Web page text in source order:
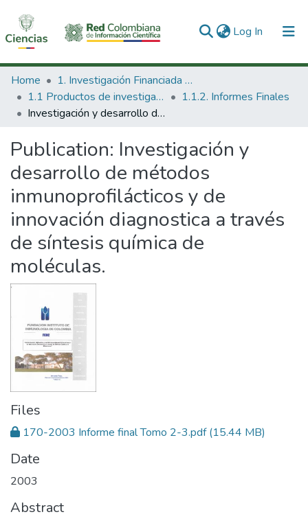
Log In (current)
Communities & Collections
All of DSpace
Home
1. Investigación Financiada con Recursos Públicos
1.1 Productos de investigación
1.1.2. Informes Finales
Investigación y desarrollo de métodos inmunoprofilácticos y de innovación diagnostica a través de síntesis química de moléculas.
Publication: Investigación y
desarrollo de métodos
inmunoprofilácticos y de
innovación diagnostica a través
de síntesis química de
moléculas.
Files
170-2003 Informe final Tomo 2-3.pdf(15.44 MB)
Date
2003
Abstract